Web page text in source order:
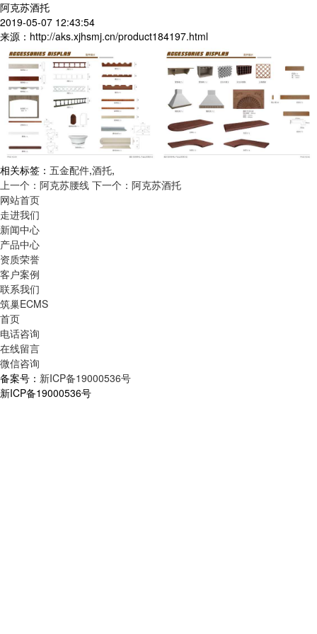
阿克苏酒托
2019-05-07 12:43:54
来源：http://aks.xjhsmj.cn/product184197.html
相关标签： 五金配件,酒托,
上一个：阿克苏腰线 下一个：阿克苏酒托
网站首页
走进我们
新闻中心
产品中心
资质荣誉
客户案例
联系我们
筑巢ECMS
首页
电话咨询
在线留言
微信咨询
备案号： 新ICP备19000536号
新ICP备19000536号